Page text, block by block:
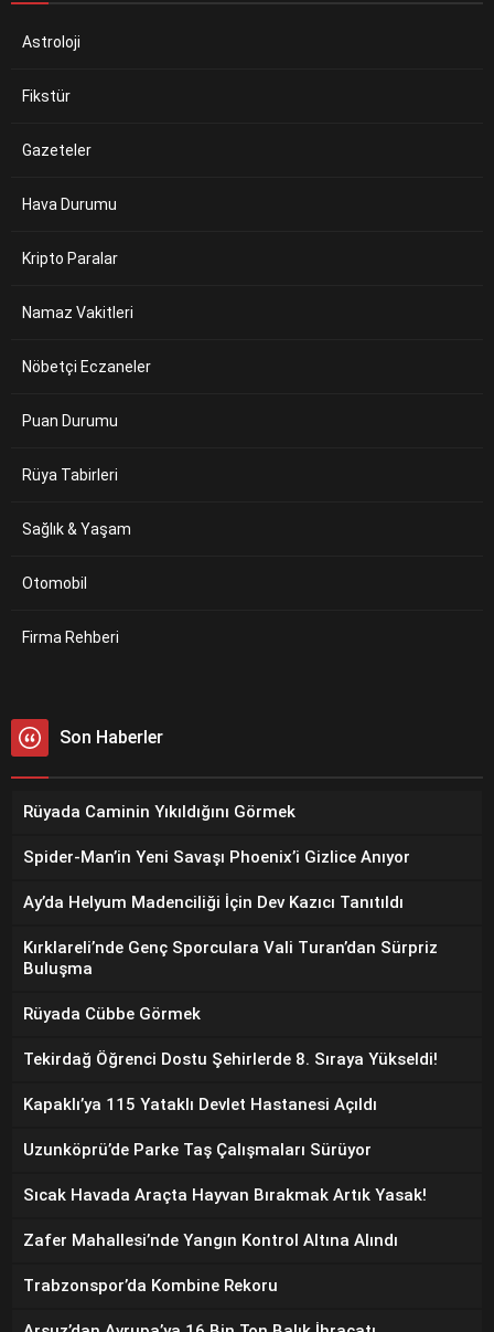
Astroloji
Fikstür
Gazeteler
Hava Durumu
Kripto Paralar
Namaz Vakitleri
Nöbetçi Eczaneler
Puan Durumu
Rüya Tabirleri
Sağlık & Yaşam
Otomobil
Firma Rehberi
Son Haberler
Rüyada Caminin Yıkıldığını Görmek
Spider-Man’in Yeni Savaşı Phoenix’i Gizlice Anıyor
Ay’da Helyum Madenciliği İçin Dev Kazıcı Tanıtıldı
Kırklareli’nde Genç Sporculara Vali Turan’dan Sürpriz
Buluşma
Rüyada Cübbe Görmek
Tekirdağ Öğrenci Dostu Şehirlerde 8. Sıraya Yükseldi!
Kapaklı’ya 115 Yataklı Devlet Hastanesi Açıldı
Uzunköprü’de Parke Taş Çalışmaları Sürüyor
Sıcak Havada Araçta Hayvan Bırakmak Artık Yasak!
Zafer Mahallesi’nde Yangın Kontrol Altına Alındı
Trabzonspor’da Kombine Rekoru